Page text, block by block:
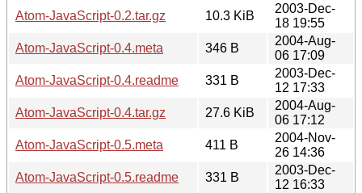
Atom-JavaScript-0.2.tar.gz
10.3 KiB
2003-Dec-
18 19:55
Atom-JavaScript-0.4.meta
346 B
2004-Aug-
06 17:09
Atom-JavaScript-0.4.readme
331 B
2003-Dec-
12 17:33
Atom-JavaScript-0.4.tar.gz
27.6 KiB
2004-Aug-
06 17:12
Atom-JavaScript-0.5.meta
411 B
2004-Nov-
26 14:36
Atom-JavaScript-0.5.readme
331 B
2003-Dec-
12 16:33